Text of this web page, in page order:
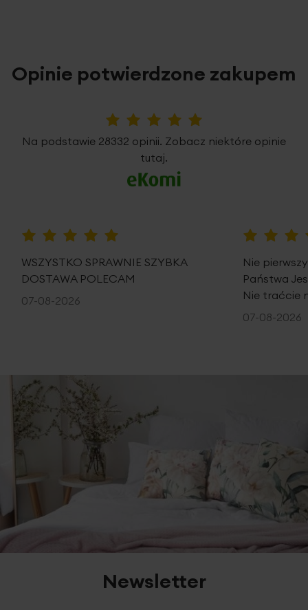
Opinie potwierdzone zakupem
Na podstawie 28332 opinii. Zobacz niektóre opinie
tutaj.
WSZYSTKO SPRAWNIE SZYBKA
DOSTAWA POLECAM
07-08-2026
Nie
Państwa
Nie traćcie
07-08-2026
Newsletter